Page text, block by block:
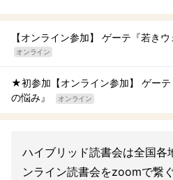
【オンライン参加】 ゲーテ『若きウ
オンライン
★初参加【オンライン参加】 ゲー
の悩み』
オンライン
ハイブリッド読書会は全国各
ンライン読書会をzoomで繋